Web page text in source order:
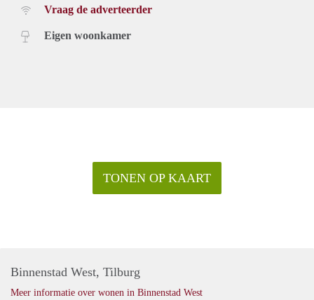
Vraag de adverteerder
Eigen woonkamer
TONEN OP KAART
Binnenstad West, Tilburg
Meer informatie over wonen in Binnenstad West